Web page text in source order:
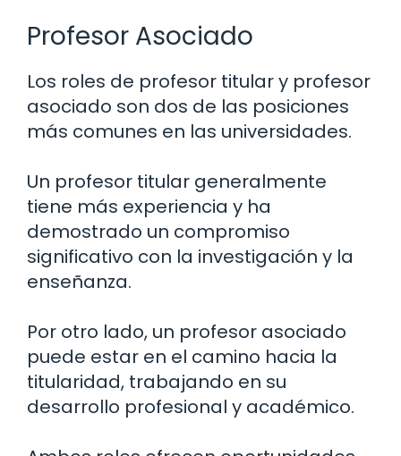
Profesor Asociado
Los roles de profesor titular y profesor
asociado son dos de las posiciones
más comunes en las universidades.
Un profesor titular generalmente
tiene más experiencia y ha
demostrado un compromiso
significativo con la investigación y la
enseñanza.
Por otro lado, un profesor asociado
puede estar en el camino hacia la
titularidad, trabajando en su
desarrollo profesional y académico.